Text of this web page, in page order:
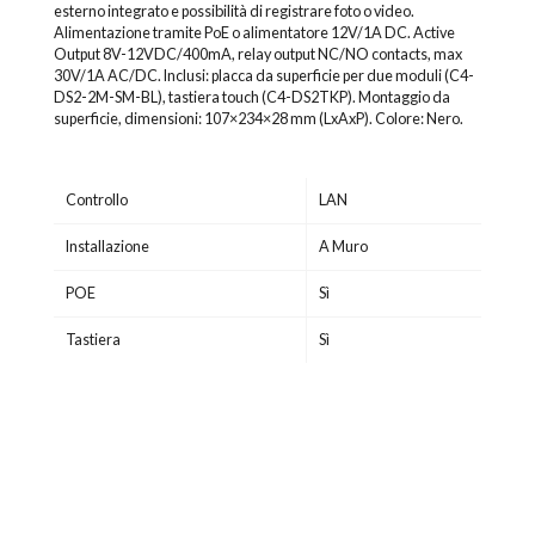
esterno integrato e possibilità di registrare foto o video.
Alimentazione tramite PoE o alimentatore 12V/1A DC. Active
Output 8V-12VDC/400mA, relay output NC/NO contacts, max
30V/1A AC/DC. Inclusi: placca da superficie per due moduli (C4-
DS2-2M-SM-BL), tastiera touch (C4-DS2TKP). Montaggio da
superficie, dimensioni: 107×234×28 mm (LxAxP). Colore: Nero.
Controllo LAN
Installazione A Muro
POE Sì
Tastiera Sì